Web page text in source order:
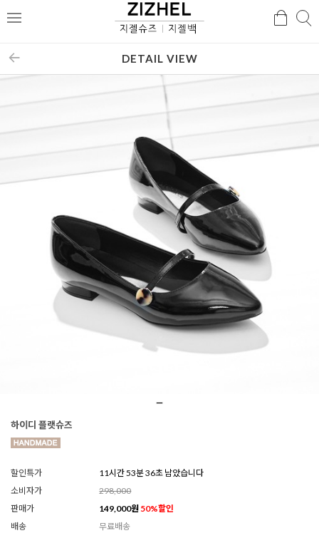
메
검
DETAIL VIEW
하이디 플랫슈즈
할인특가
11시간 53분 34초 남았습니다
소비자가
298,000
판매가
149,000원 50%할인
배송
무료배송